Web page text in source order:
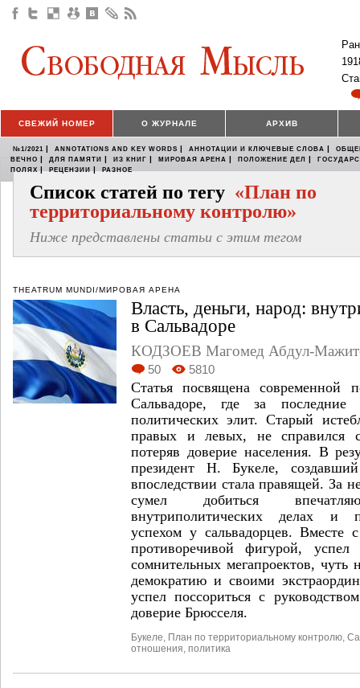
СВЕЖИЙ НОМЕР О ЖУРНАЛЕ АРХИВ
№1/2021 | ANNOTATIONS AND KEY WORDS | АННОТАЦИИ И КЛЮЧЕВЫЕ СЛОВА |
ВЕЧНО | ДЛЯ ПАМЯТИ | ИЗ КНИГ | МИРОВАЯ АРЕНА | ПОЛОЖЕНИЕ ДЕЛ |
ПОЛЯХ | РЕЦЕНЗИИ | РАЗНОЕ
Список статей по тегу «План по
территориальному контролю»
Ниже представлены статьи с этим тегом
THEATRUM MUNDI/МИРОВАЯ АРЕНА
Власть, деньги, народ:
в Сальвадоре
КОДЗОЕВ Магомед Абдул-
50 5810
Статья посвящена современной
Сальвадоре, где за
политических элит. Старый
правых и левых, не справился
потеряв доверие населения. В
президент Н. Букеле,
впоследствии стала правящей. За
сумел добиться
внутриполитических делах и
успехом у сальвадорцев. Вместе
противоречивой фигурой, успел
сомнительных мегапроектов, чуть
демократию и своими
успел поссориться с
доверие Брюсселя.
Букеле План по территориальному контролю
отношения политика